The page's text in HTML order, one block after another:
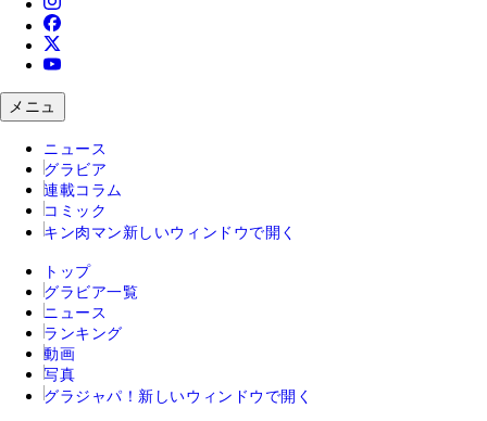
メニュ
ニュース
グラビア
連載コラム
コミック
キン肉マン 新しいウィンドウで開く
トップ
グラビア一覧
ニュース
ランキング
動画
写真
グラジャパ！ 新しいウィンドウで開く